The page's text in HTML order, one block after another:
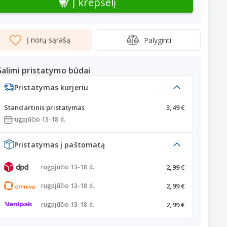
Į norų sąrašą Palyginti
pristatymo būdai
Pristatymas kurjeriu
Standartinis pristatymas 3,49 €
rugpjūčio 13-18 d.
Pristatymas į paštomatą
rugpjūčio 13-18 d. 2,99 €
rugpjūčio 13-18 d. 2,99 €
rugpjūčio 13-18 d. 2,99 €